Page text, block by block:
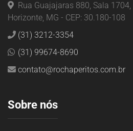
Rua Guajajaras 880, Sala
Horizonte, MG - CEP: 30.180-108
(31) 3212-3354
(31) 99674-8690
contato@rochaperitos.com.br
Sobre nós